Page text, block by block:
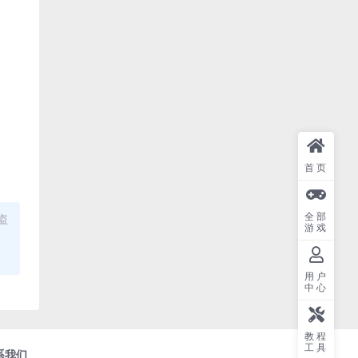
我们
首页
全部
游戏
用户
中心
教程
工具